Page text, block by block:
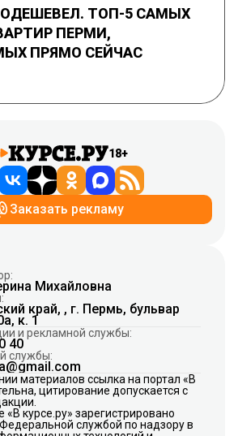
ТОП-5 САМЫХ
ПЕРМИ,
ПРЯМО СЕЙЧАС
18+
Заказать рекламу
Михайловна
край, , г. Пермь, бульвар
к. 1
и рекламной службы:
40
службы:
материалов ссылка на портал «В
цитирование допускается с
«В курсе.ру» зарегистрировано
службой по надзору в